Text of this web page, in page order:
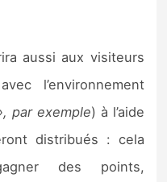
aussi aux visiteurs
l’environnement
par exemple) à l’aide
distribués : cela
des points,